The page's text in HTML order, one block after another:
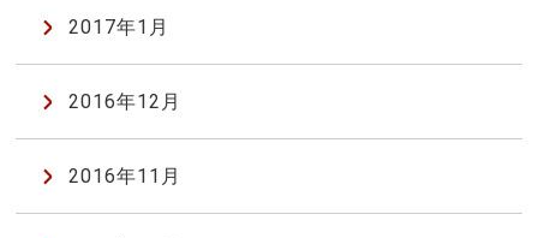
2017年1月
2016年12月
2016年11月